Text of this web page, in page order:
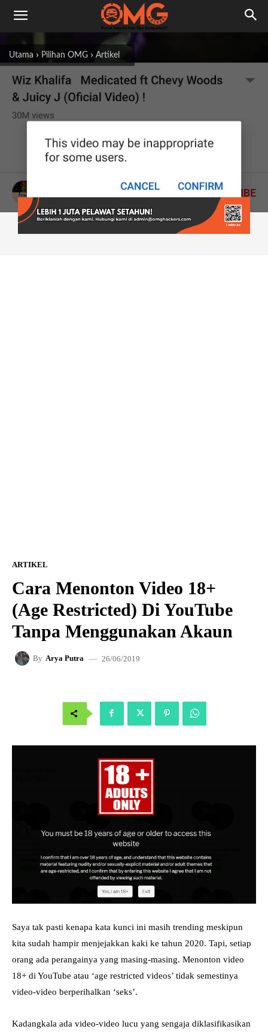
Utama Pilihan OMG Artikel
ARTIKEL
Cara Menonton Video 18+
(Age Restricted) Di YouTube
Tanpa Menggunakan Akaun
By Arya Putra 26/06/2019
Saya tak pasti kenapa kata kunci ini masih trending meskipun
kita sudah hampir menjejakkan kaki ke tahun 2020. Tapi, setiap
orang ada perangainya yang masing-masing. Menonton video
18+ di YouTube atau ‘age restricted videos’ tidak semestinya
video-video berperihalkan ‘seks’.
Kadangkala ada video-video lucu yang sengaja diklasifikasikan